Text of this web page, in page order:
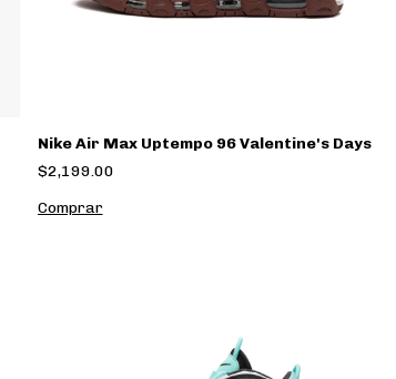
Nike Air Max Uptempo 96 Valentine's Days
$2,199.00
Comprar